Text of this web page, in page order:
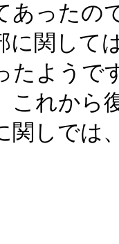
あったの
に関して
たようで
これから
関しでは